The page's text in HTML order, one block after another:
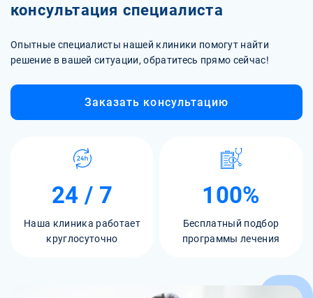
консультация специалиста
Опытные специалисты нашей клиники помогут найти
решение в вашей ситуации, обратитесь прямо сейчас!
Заказать консультацию
24 / 7
Наша клиника работает
круглосуточно
100%
Бесплатный подбор
программы лечения